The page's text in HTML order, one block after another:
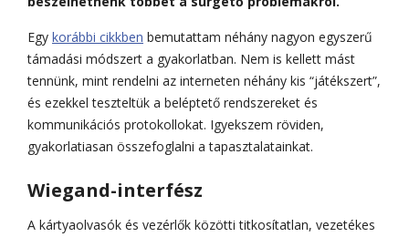
Egy korábbi cikkben bemutattam néhány nagyon egyszerű
támadási módszert a gyakorlatban. Nem is kellett mást
tennünk, mint rendelni az interneten néhány kis “játékszert”,
és ezekkel teszteltük a beléptető rendszereket és
kommunikációs protokollokat. Igyekszem röviden,
gyakorlatiasan összefoglalni a tapasztalatainkat.
Wiegand-interfész
A kártyaolvasók és vezérlők közötti titkosítatlan, vezetékes